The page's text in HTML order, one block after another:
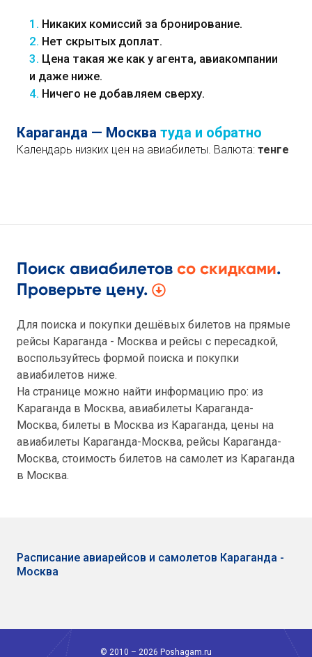
1. Никаких комиссий за бронирование.
2. Нет скрытых доплат.
3. Цена такая же как у агента, авиакомпании
и даже ниже.
4. Ничего не добавляем сверху.
Караганда — Москва туда и обратно
Календарь низких цен на авиабилеты. Валюта: тенге
Поиск авиабилетов со скидками.
Проверьте цену.
Для поиска и покупки дешёвых билетов на прямые
рейсы Караганда - Москва и рейсы с пересадкой,
воспользуйтесь формой поиска и покупки
авиабилетов ниже.
На странице можно найти информацию про: из
Караганда в Москва, авиабилеты Караганда-
Москва, билеты в Москва из Караганда, цены на
авиабилеты Караганда-Москва, рейсы Караганда-
Москва, стоимость билетов на самолет из Караганда
в Москва.
Расписание авиарейсов и самолетов Караганда -
Москва
© 2010 – 2026 Poshagam.ru